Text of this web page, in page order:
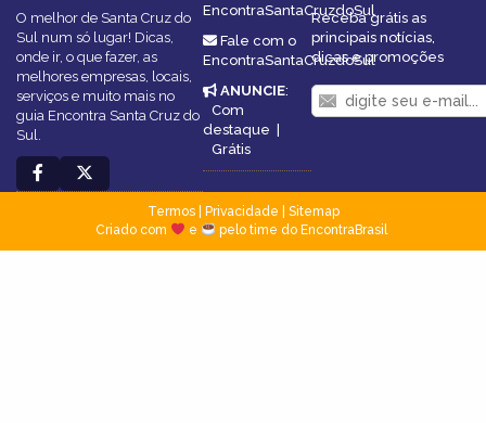
O melhor de Santa Cruz do
Sul num só lugar! Dicas,
onde ir, o que fazer, as
melhores empresas, locais,
serviços e muito mais no
guia Encontra Santa Cruz do
Sul.
EncontraSantaCruzdoSul
Fale com o
EncontraSantaCruzdoSul
ANUNCIE:
Com
destaque |
Grátis
Receba grátis as
principais notícias,
dicas e promoções
Termos| Privacidade
Sitemap
Criado com
e pelo time do EncontraBrasil